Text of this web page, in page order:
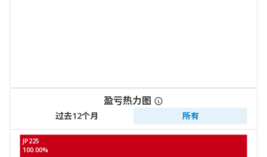
盈亏热力图
过去12个月 所有
JP225
100.00%